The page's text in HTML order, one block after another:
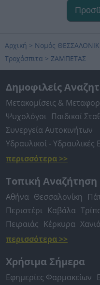
Αρχική > Νομός
Τροχόσπιτα > ΖΑΜΠΕΤΑΣ
Δημοφιλείς
Μετακομίσεις &
Ψυχολόγοι Παιδικοί
Συνεργεία Αυτοκινήτων
Υδραυλικοί - Υδραυλικές
περισσότερα >>
Τοπική Αναζήτηση
Αθήνα Θεσσαλονίκη
Περιστέρι Καβάλα
Πειραιάς Κέρκυρα
περισσότερα >>
Χρήσιμα Σήμερα
Εφημερίες Φαρμακείων